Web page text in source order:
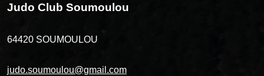
Judo Club Soumoulou
64420 SOUMOULOU
judo.soumoulou@gmail.com